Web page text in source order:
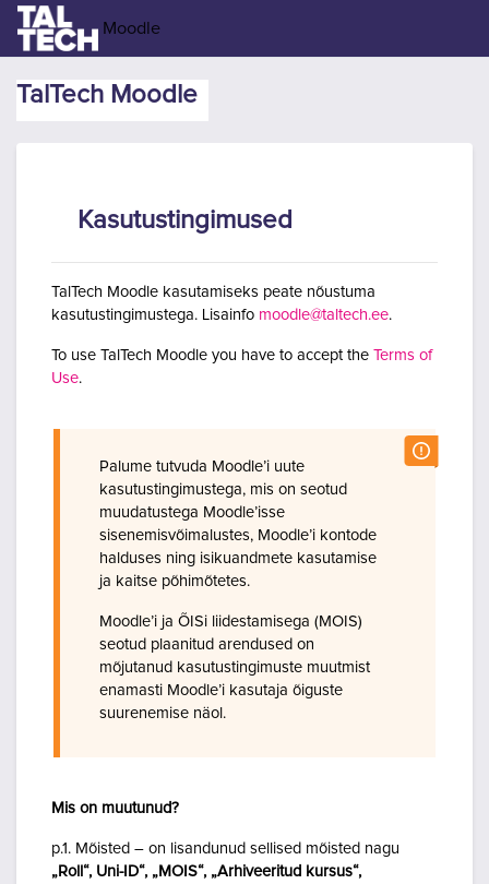
Jäta vahele peasisuni
Moodle
TalTech Moodle
Kasutustingimused
TalTech Moodle kasutamiseks peate nõustuma
kasutustingimustega. Lisainfo moodle@taltech.ee.
To use TalTech Moodle you have to accept the Terms of
Use.
Palume tutvuda Moodle’i uute
kasutustingimustega, mis on seotud
muudatustega Moodle’isse
sisenemisvõimalustes, Moodle’i kontode
halduses ning isikuandmete kasutamise
ja kaitse põhimõtetes.
Moodle’i ja ÕISi liidestamisega (MOIS)
seotud plaanitud arendused on
mõjutanud kasutustingimuste muutmist
enamasti Moodle’i kasutaja õiguste
suurenemise näol.
Mis on muutunud?
p.1. Mõisted – on lisandunud sellised mõisted nagu
„Roll“, Uni-ID“, „MOIS“, „Arhiveeritud kursus“,